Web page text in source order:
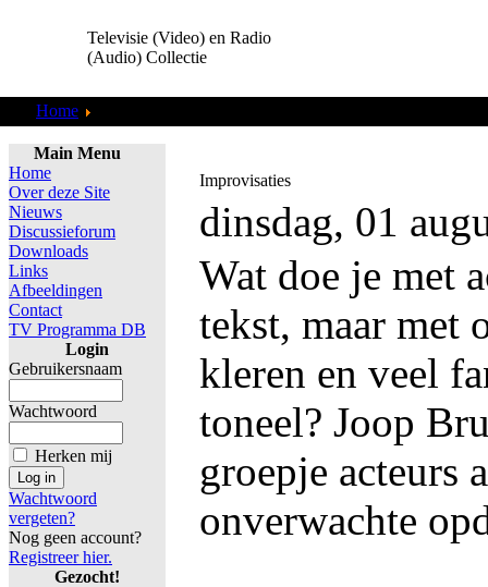
Televisie (Video) en Radio
(Audio) Collectie
Home
Main Menu
Home
Over deze Site
Nieuws
Discussieforum
Downloads
Links
Afbeeldingen
Contact
TV Programma DB
Login
Gebruikersnaam
Wachtwoord
Herken mij
Wachtwoord
vergeten?
Nog geen account?
Registreer hier.
Gezocht!
Improvisaties
dinsdag, 01
Wat doe je met
tekst, maar met
kleren en veel
toneel? Joop
groepje acteurs
onverwachte